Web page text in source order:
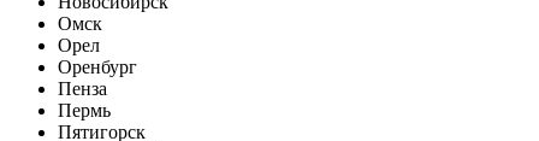
Омск
Орел
Оренбург
Пенза
Пермь
Пятигорск